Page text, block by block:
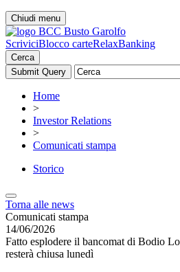
Chiudi menu
ScriviciBlocco carteRelaxBanking
Cerca
Home
>
Investor Relations
>
Comunicati stampa
Storico
Torna alle news
Comunicati stampa
14/06/2026
Fatto esplodere il bancomat di Bodio
resterà chiusa lunedì